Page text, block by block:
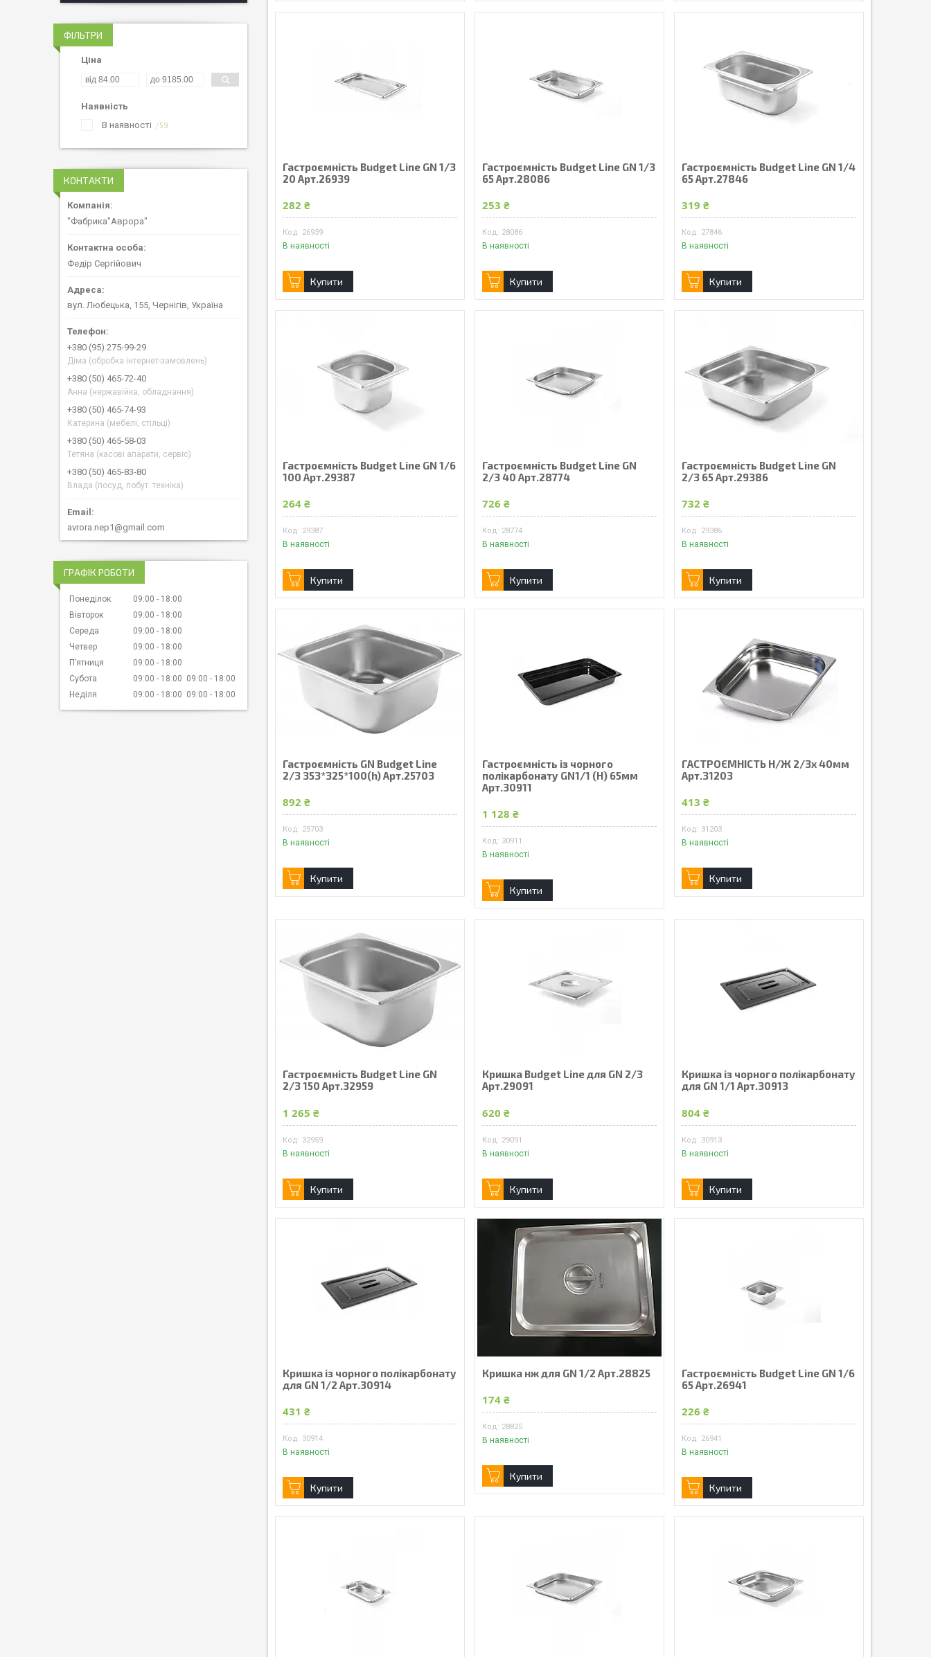
Гастроємність Budget Line GN 1/3
20 Арт.26939
282 ₴
26939
В наявності
Купити
Гастроємність Budget Line GN 1/3
65 Арт.28086
253 ₴
28086
В наявності
Купити
Гастроємність Budget Line GN 1/4
65 Арт.27846
319 ₴
27846
В наявності
Купити
Гастроємність Budget Line GN 1/6
100 Арт.29387
264 ₴
29387
В наявності
Купити
Гастроємність Budget Line GN
2/3 40 Арт.28774
726 ₴
28774
В наявності
Купити
Гастроємність Budget Line GN
2/3 65 Арт.29386
732 ₴
29386
В наявності
Купити
Гастроємність GN Budget Line
2/3 353*325*100(h) Арт.25703
892 ₴
25703
В наявності
Купити
Гастроємність із чорного
полікарбонату GN1/1 (Н) 65мм
Арт.30911
1 128 ₴
30911
В наявності
Купити
ГАСТРОЄМНІСТЬ Н/Ж 2/3х 40мм
Арт.31203
413 ₴
31203
В наявності
Купити
Гастроємність Budget Line GN
2/3 150 Арт.32959
1 265 ₴
32959
В наявності
Купити
Кришка Budget Line для GN 2/3
Арт.29091
620 ₴
29091
В наявності
Купити
Кришка із чорного полікарбонату
для GN 1/1 Арт.30913
804 ₴
30913
В наявності
Купити
Кришка із чорного полікарбонату
для GN 1/2 Арт.30914
431 ₴
30914
В наявності
Купити
Кришка нж для GN 1/2 Арт.28825
174 ₴
28825
В наявності
Купити
Гастроємність Budget Line GN 1/6
65 Арт.26941
226 ₴
26941
В наявності
Купити
ФІЛЬТРИ
Ціна
Наявність
В наявності
59
КОНТАКТИ
"Фабрика"Аврора"
Федір Сергійович
вул. Любецька, 155, Чернігів, Україна
+380 (95) 275-99-29
Діма (обробка інтернет-замовлень)
+380 (50) 465-72-40
Анна (нержавійка, обладнання)
+380 (50) 465-74-93
Катерина (мебелі, стільці)
+380 (50) 465-58-03
Тетяна (касові апарати, сервіс)
+380 (50) 465-83-80
Влада (посуд, побут. техніка)
avrora.nep1@gmail.com
ГРАФІК РОБОТИ
Понеділок 09:00
18:00
Вівторок
09:00
18:00
Середа
09:00
18:00
Четвер
09:00
18:00
Пʼятниця
09:00
18:00
Субота
09:00 18:00 09:00
18:00
Неділя
09:00 18:00 09:00 18:00